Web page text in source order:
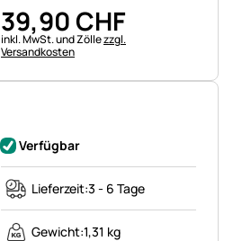
39,90CHF
Steuerhinweis:
inkl. MwSt. und Zöllezzgl.
Versandkosten
Verfügbar
Lieferzeit:3 - 6 Tage
Gewicht:1,31 kg